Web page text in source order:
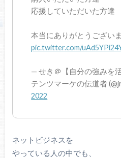
応援していただいた方達
本当にありがとうござい
pic.twitter.com/
— せき＠【自分の強みを
テンツマーケの伝道者
2022
ネットビジネスを
やっている人の中でも、